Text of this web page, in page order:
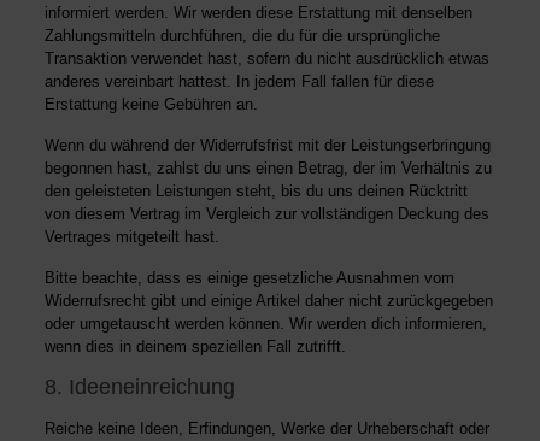
informiert werden. Wir werden diese Erstattung mit denselben
Zahlungsmitteln durchführen, die du für die ursprüngliche
Transaktion verwendet hast, sofern du nicht ausdrücklich etwas
anderes vereinbart hattest. In jedem Fall fallen für diese
Erstattung keine Gebühren an.
Wenn du während der Widerrufsfrist mit der Leistungserbringung
begonnen hast, zahlst du uns einen Betrag, der im Verhältnis zu
den geleisteten Leistungen steht, bis du uns deinen Rücktritt
von diesem Vertrag im Vergleich zur vollständigen Deckung des
Vertrages mitgeteilt hast.
Bitte beachte, dass es einige gesetzliche Ausnahmen vom
Widerrufsrecht gibt und einige Artikel daher nicht zurückgegeben
oder umgetauscht werden können. Wir werden dich informieren,
wenn dies in deinem speziellen Fall zutrifft.
8. Ideeneinreichung
Reiche keine Ideen, Erfindungen, Werke der Urheberschaft oder